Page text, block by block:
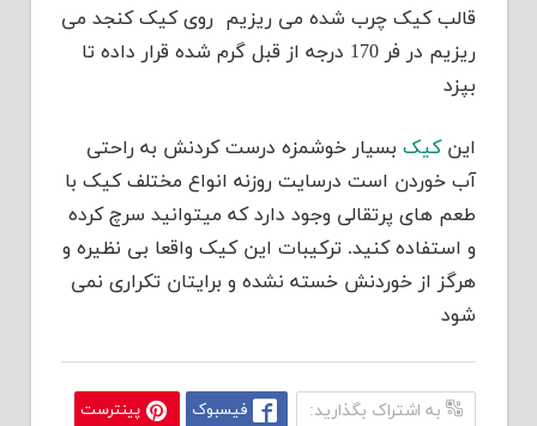
قالب کیک چرب شده می ریزیم روی کیک کنجد می
ریزیم در فر 170 درجه از قبل گرم شده قرار داده تا
بپزد
اینکیک بسیار خوشمزه درست کردنش به راحتی
آب خوردن است درسایت روزنه انواع مختلف کیک با
طعم های پرتقالی وجود دارد که میتوانید سرچ کرده
و استفاده کنید. ترکیبات این کیک واقعا بی نظیره و
هرگز از خوردنش خسته نشده و برایتان تکراری نمی
شود
به اشتراک بگذارید: فیسبوک پینترست